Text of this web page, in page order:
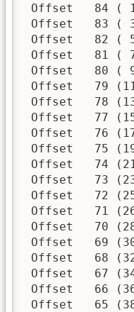
Offset   84 (
Offset   83 (
Offset   82 (
Offset   81 (
Offset   80 (
Offset   79
Offset   78
Offset   77
Offset   76
Offset   75
Offset   74
Offset   73
Offset   72
Offset   71
Offset   70
Offset   69
Offset   68
Offset   67
Offset   66
Offset   65